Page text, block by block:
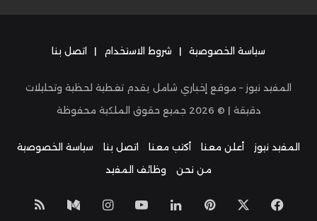
سياسة الخصوصية | شروط الاستخدام | اتصل بنا
المفيد نيوز – موقع إخباري شامل يقدم تغطية لحظية وتحليلات
دقيقة | © 2026 جميع حقوق الملكية محفوظة
المفيد نيوز أعلن معنا أكتب معنا اتصل بنا
سياسة الخصوصية
من نحن
وظائف المفيد
فيسبوك بينتيريست
لينكدإن‫YouTube
انستقراموسط